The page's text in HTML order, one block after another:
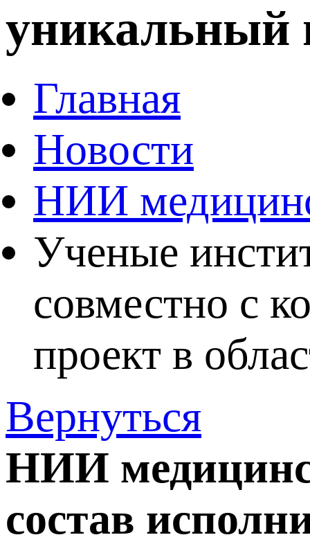
уникальный
Главная
Новости
НИИ
Ученые
совместно с
проект в
Вернуться
НИИ
состав